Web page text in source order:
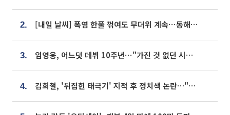
2. [내일 날씨] 폭염 한풀 꺾여도 무더위 계속⋯동해안 이틀 연속 비
3. 임영웅, 어느덧 데뷔 10주년⋯"가진 것 없던 시절, 내 앞엔 20명의 팬뿐"
4. 김희철, '뒤집힌 태극기' 지적 후 정치색 논란…"좌우 떠나 우리나라 국기"